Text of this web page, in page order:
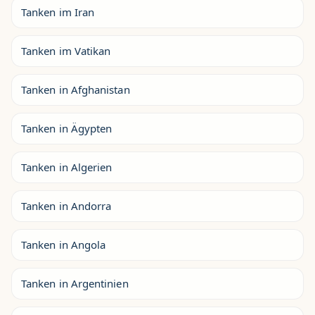
Tanken im Iran
Tanken im Vatikan
Tanken in Afghanistan
Tanken in Ägypten
Tanken in Algerien
Tanken in Andorra
Tanken in Angola
Tanken in Argentinien